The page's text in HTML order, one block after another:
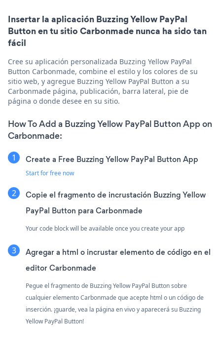
Insertar la aplicación Buzzing Yellow PayPal
Button en tu sitio Carbonmade nunca ha sido tan
fácil
Cree su aplicación personalizada Buzzing Yellow PayPal
Button Carbonmade, combine el estilo y los colores de su
sitio web, y agregue Buzzing Yellow PayPal Button a su
Carbonmade página, publicación, barra lateral, pie de
página o donde desee en su sitio.
How To Add a Buzzing Yellow PayPal Button App on
Carbonmade:
Create a Free Buzzing Yellow PayPal Button App
Start for free now
Copie el fragmento de incrustación Buzzing Yellow
PayPal Button para Carbonmade
Your code block will be available once you create your app
Agregar a html o incrustar elemento de código en el
editor Carbonmade
Pegue el fragmento de Buzzing Yellow PayPal Button sobre
cualquier elemento Carbonmade que acepte html o un código de
inserción. ¡guarde, vea la página en vivo y aparecerá su Buzzing
Yellow PayPal Button!